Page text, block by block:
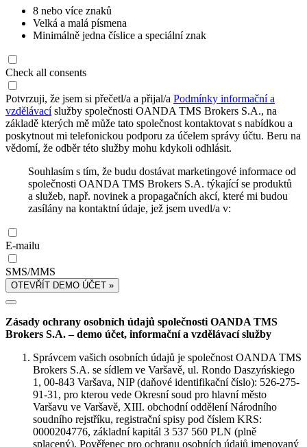
8 nebo více znaků
Velká a malá písmena
Minimálně jedna číslice a speciální znak
Check all consents
Potvrzuji, že jsem si přečetl/a a přijal/a Podmínky informační a
vzdělávacíslužby společnosti OANDA TMS Brokers S.A., na
základě kterých mě může tato společnost kontaktovat s nabídkou a
poskytnout mi telefonickou podporu za účelem správy účtu. Beru na
vědomí, že odběr této služby mohu kdykoli odhlásit.
Souhlasím s tím, že budu dostávat marketingové informace od
společnosti OANDA TMS Brokers S.A. týkající se produktů
a služeb, např. novinek a propagačních akcí, které mi budou
zasílány na kontaktní údaje, jež jsem uvedl/a v:
E-mailu
SMS/MMS
OTEVŘÍT DEMO ÚČET »
Zásady ochrany osobních údajů společnosti OANDA TMS
Brokers S.A. – demo účet, informační a vzdělávací služby
Správcem vašich osobních údajů je společnost OANDA TMS
Brokers S.A. se sídlem ve Varšavě, ul. Rondo Daszyńskiego
1, 00-843 Varšava, NIP (daňové identifikační číslo): 526-275-
91-31, pro kterou vede Okresní soud pro hlavní město
Varšavu ve Varšavě, XIII. obchodní oddělení Národního
soudního rejstříku, registrační spisy pod číslem KRS:
0000204776, základní kapitál 3 537 560 PLN (plně
splacený). Pověřenec pro ochranu osobních údajů jmenovaný